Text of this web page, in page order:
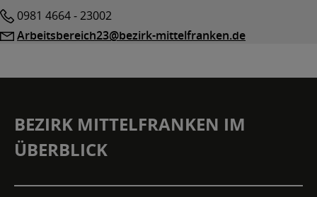
Telefon0981 4664 - 23002
E- Arbeitsbereich23@bezirk-mittelfranken.de
BEZIRK MITTELFRANKEN IM
ÜBERBLICK